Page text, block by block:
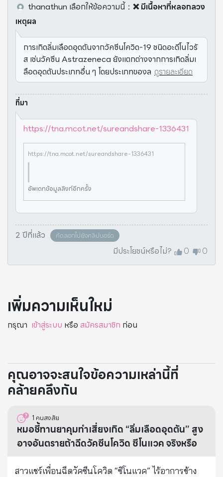
thanathun เลือกให้ข้อความนี้： ❌ มีเนื้อหาที่หลอกลวง
เหตุผล
การเกิดลิ่มเลือดอุดตันจากวัคซีนโควิด-19 ชนิดอะดีโนไวรั
ส เช่นวัคซีน Astrazeneca ยังแตกต่างจากการเกิดลิ่มเ
ลือดอุดตันประเภทอื่น ๆ โดยประเภทของล ดูรายละเอียด
ที่มา
https://tna.mcot.net/sureandshare-1336431
https://tna.mcot.net/sureandshare-1336431
อัพเดทข้อมูลลิงก์อีกครั้ง
2 ปีที่แล้ว คัดลอกไปยังคลิปบอร์ด
มีประโยชน์หรือไม่? 0 0
เพิ่มความเห็นใหม่
กรุณา เข้าสู่ระบบ หรือ สมัครสมาชิก ก่อน
คุณอาจจะสนใจข้อความเหล่านี้ที่
คล้ายคลึงกัน
1 คนสงสัย
หมอชี้ทานยาคุมทำเสี่ยงเกิด “ลิ่มเลือดอุดตัน” สูง
อาจอันตรายถ้าฉีดวัคซีนโควิด ซีโนแวค จริงหรือ
สาวแชร์เพื่อนฉีดวัคซีนโควิด “ซิโนแวค” ไร้อาการข้าง